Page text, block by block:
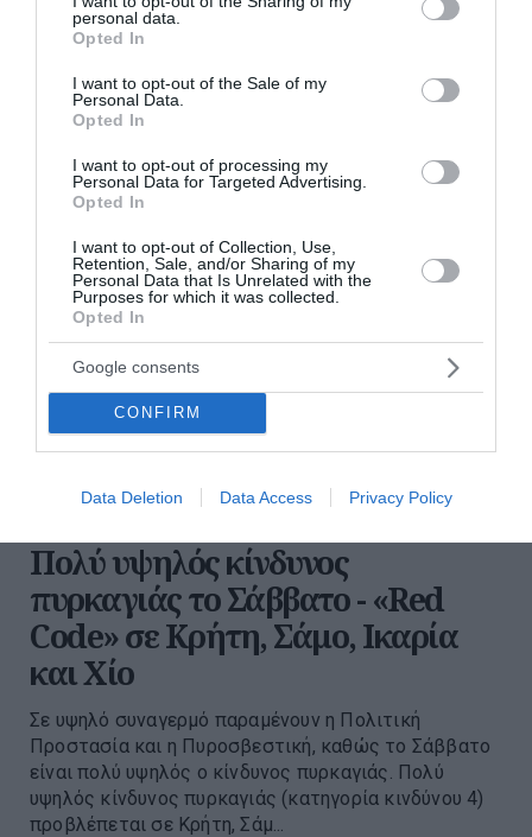
grant or deny consent to Google and its third-party tags to
use your data for below specified purposes in below Google
consent section.
personal data.
Opted In
I want to opt-out of the Sale of my
Personal Data.
Opted In
I want to opt-out of processing my
Personal Data for Targeted Advertising.
Opted In
I want to opt-out of Collection, Use,
Retention, Sale, and/or Sharing of my
Personal Data that Is Unrelated with the
Purposes for which it was collected.
Opted In
Google consents
CONFIRM
Data Deletion Data Access Privacy Policy
που κόστισε τη ζωή σε 43χρονη μητέρα και τον
24χρονο γιο της, ανέλυσε ο πραγματογνώμονας
Παναγιώτης Σταμίρης. Το τροχαίο δυστύχημα συνέβη
όταν το αυτοκίνητο, στο...
20:50 | 07 Αυγούστου 2026
Πολύ υψηλός κίνδυνος
πυρκαγιάς το Σάββατο - «Red
Code» σε Κρήτη, Σάμο, Ικαρία
και Χίο
Σε υψηλό συναγερμό παραμένουν η Πολιτική
Προστασία και η Πυροσβεστική, καθώς το Σάββατο
είναι πολύ υψηλός ο κίνδυνος πυρκαγιάς. Πολύ
υψηλός κίνδυνος πυρκαγιάς (κατηγορία κινδύνου 4)
προβλέπεται σε Κρήτη, Σάμ...